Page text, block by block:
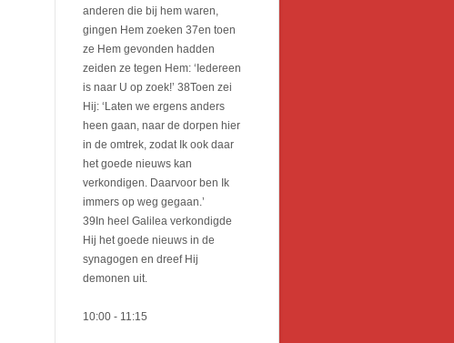
anderen die bij hem waren,
gingen Hem zoeken 37en toen
ze Hem gevonden hadden
zeiden ze tegen Hem: ‘Iedereen
is naar U op zoek!’ 38Toen zei
Hij: ‘Laten we ergens anders
heen gaan, naar de dorpen hier
in de omtrek, zodat Ik ook daar
het goede nieuws kan
verkondigen. Daarvoor ben Ik
immers op weg gegaan.’
39In heel Galilea verkondigde
Hij het goede nieuws in de
synagogen en dreef Hij
demonen uit.
10:00 - 11:15